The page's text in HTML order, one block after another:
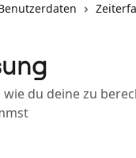
wie du deine zu